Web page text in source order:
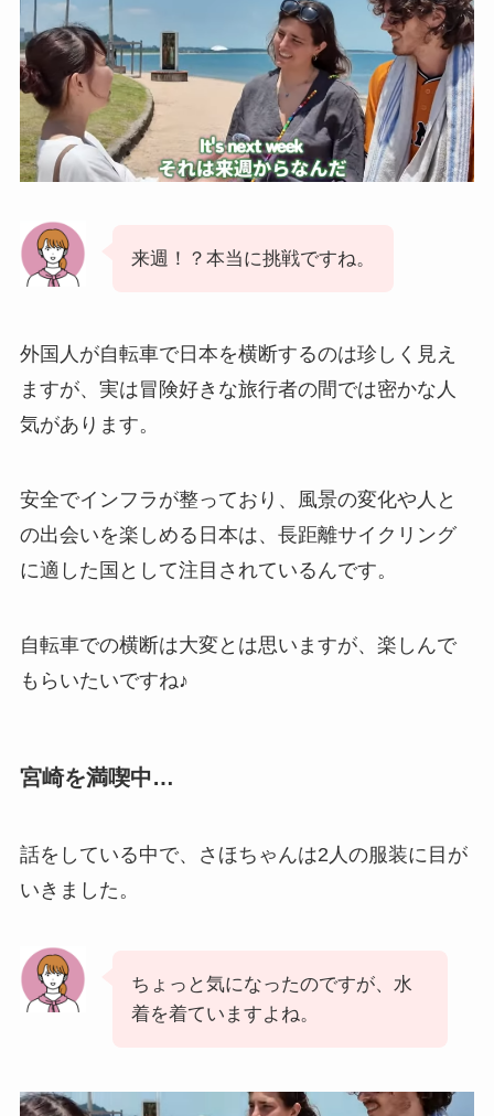
来週！？本当に挑戦ですね。
外国人が自転車で日本を横断するのは珍しく見え
ますが、実は冒険好きな旅行者の間では密かな人
気があります。
安全でインフラが整っており、風景の変化や人と
の出会いを楽しめる日本は、長距離サイクリング
に適した国として注目されているんです。
自転車での横断は大変とは思いますが、楽しんで
もらいたいですね♪
宮崎を満喫中…
話をしている中で、さほちゃんは2人の服装に目が
いきました。
ちょっと気になったのですが、水
着を着ていますよね。